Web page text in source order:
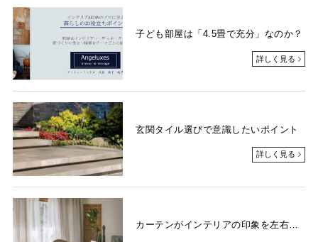
子ども部屋は「4.5畳で充分」なのか？
詳しく見る
玄関タイル選びで意識したいポイント
詳しく見る
カーテンがインテリアの印象を左右する